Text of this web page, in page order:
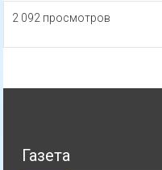
2 092 просмотров
Газета